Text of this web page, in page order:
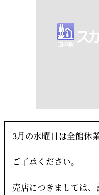
3月の水曜日は全館休
ご了承ください。
売店につきましては、